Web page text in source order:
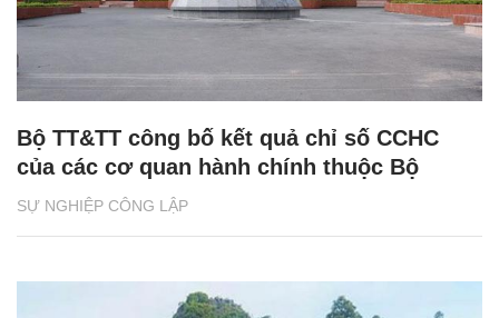
SỰ NGHIỆP CÔNG LẬP
Bộ TT&TT công bố kết quả chỉ số CCHC
của các cơ quan hành chính thuộc Bộ